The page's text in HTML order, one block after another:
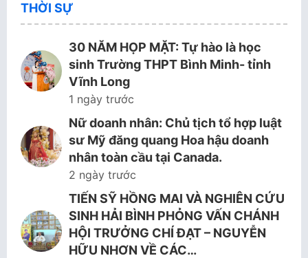
THỜI SỰ
30 NĂM HỌP MẶT: Tự hào là học
sinh Trường THPT Bình Minh- tỉnh
Vĩnh Long
1 ngày trước
Nữ doanh nhân: Chủ tịch tổ hợp luật
sư Mỹ đăng quang Hoa hậu doanh
nhân toàn cầu tại Canada.
2 ngày trước
TIẾN SỸ HỒNG MAI VÀ NGHIÊN CỨU
SINH HẢI BÌNH PHỎNG VẤN CHÁNH
HỘI TRƯỞNG CHÍ ĐẠT – NGUYỄN
HỮU NHƠN VỀ CÁC…